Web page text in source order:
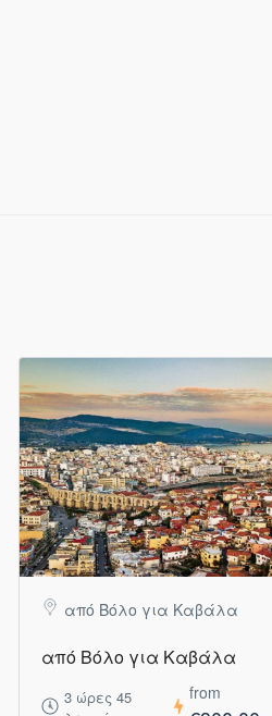
από Βόλο για Καβάλα
από Βόλο για Καβάλα
3 ώρες 45
from